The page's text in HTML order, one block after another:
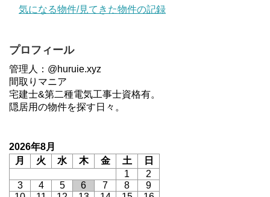
気になる物件/見てきた物件の記録
プロフィール
管理人：@huruie.xyz
間取りマニア
宅建士&第二種電気工事士資格有。
隠居用の物件を探す日々。
2026年8月
月
火 水 木 金 土
日
1
2
3
4 5 6 7 8
9